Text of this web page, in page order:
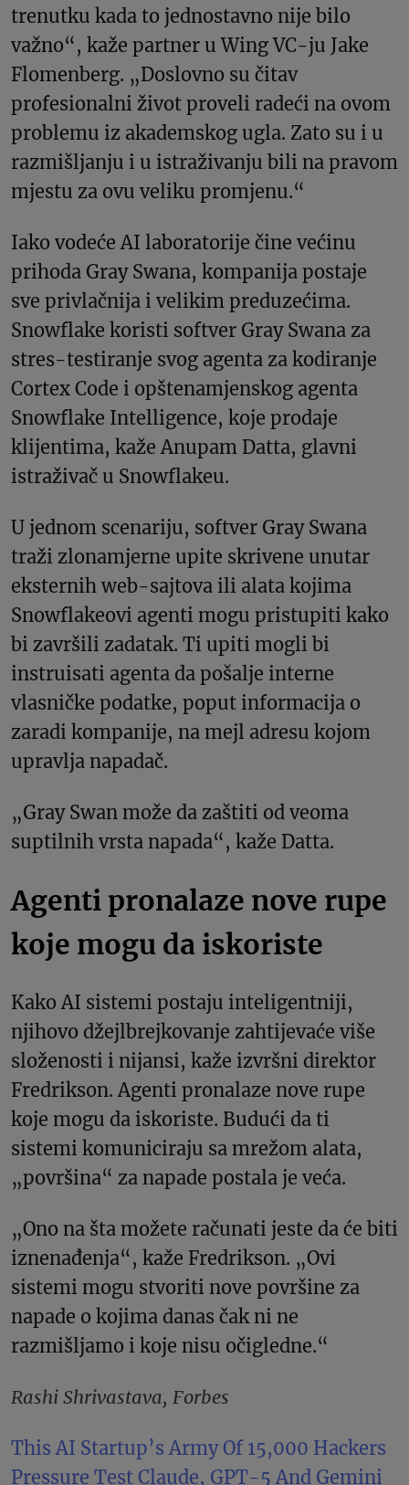
trenutku kada to jednostavno nije bilo
važno“, kaže partner u Wing VC-ju Jake
Flomenberg. „Doslovno su čitav
profesionalni život proveli radeći na ovom
problemu iz akademskog ugla. Zato su i u
razmišljanju i u istraživanju bili na pravom
mjestu za ovu veliku promjenu.“
Iako vodeće AI laboratorije čine većinu
prihoda Gray Swana, kompanija postaje
sve privlačnija i velikim preduzećima.
Snowflake koristi softver Gray Swana za
stres-testiranje svog agenta za kodiranje
Cortex Code i opštenamjenskog agenta
Snowflake Intelligence, koje prodaje
klijentima, kaže Anupam Datta, glavni
istraživač u Snowflakeu.
U jednom scenariju, softver Gray Swana
traži zlonamjerne upite skrivene unutar
eksternih web-sajtova ili alata kojima
Snowflakeovi agenti mogu pristupiti kako
bi završili zadatak. Ti upiti mogli bi
instruisati agenta da pošalje interne
vlasničke podatke, poput informacija o
zaradi kompanije, na mejl adresu kojom
upravlja napadač.
„Gray Swan može da zaštiti od veoma
suptilnih vrsta napada“, kaže Datta.
Agenti pronalaze nove rupe
koje mogu da iskoriste
Kako AI sistemi postaju inteligentniji,
njihovo džejlbrejkovanje zahtijevaće više
složenosti i nijansi, kaže izvršni direktor
Fredrikson. Agenti pronalaze nove rupe
koje mogu da iskoriste. Budući da ti
sistemi komuniciraju sa mrežom alata,
„površina“ za napade postala je veća.
„Ono na šta možete računati jeste da će biti
iznenađenja“, kaže Fredrikson. „Ovi
sistemi mogu stvoriti nove površine za
napade o kojima danas čak ni ne
razmišljamo i koje nisu očigledne.“
Rashi Shrivastava, Forbes
This AI Startup’s Army Of 15,000 Hackers
Pressure Test Claude, GPT-5 And Gemini